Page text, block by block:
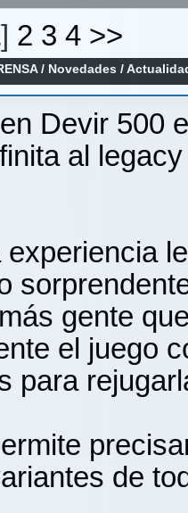
] 2 3 4 >>
/ Novedades /
Devir 500
al
experiencia
gente
el juego
para
de